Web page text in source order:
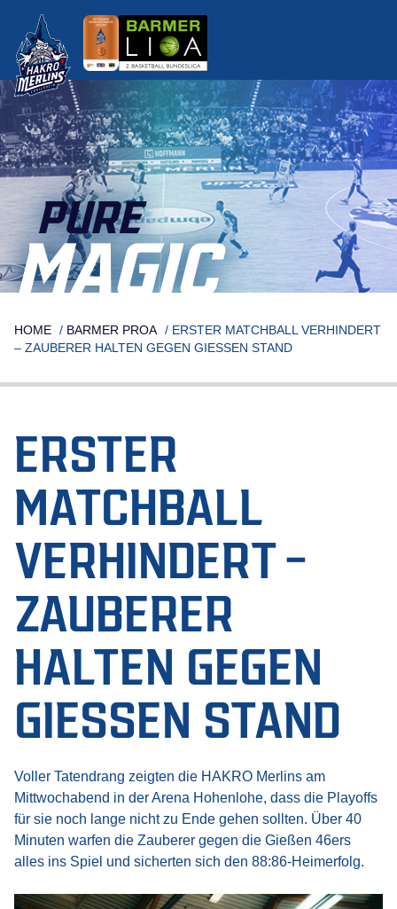
content
PURE
MAGIC
HOME / BARMER PROA / ERSTER MATCHBALL VERHINDERT
– ZAUBERER HALTEN GEGEN GIESSEN STAND
ERSTER
MATCHBALL
VERHINDERT –
ZAUBERER
HALTEN GEGEN
GIESSEN STAND
Voller Tatendrang zeigten die HAKRO Merlins am
Mittwochabend in der Arena Hohenlohe, dass die Playoffs
für sie noch lange nicht zu Ende gehen sollten. Über 40
Minuten warfen die Zauberer gegen die Gießen 46ers
alles ins Spiel und sicherten sich den 88:86-Heimerfolg.